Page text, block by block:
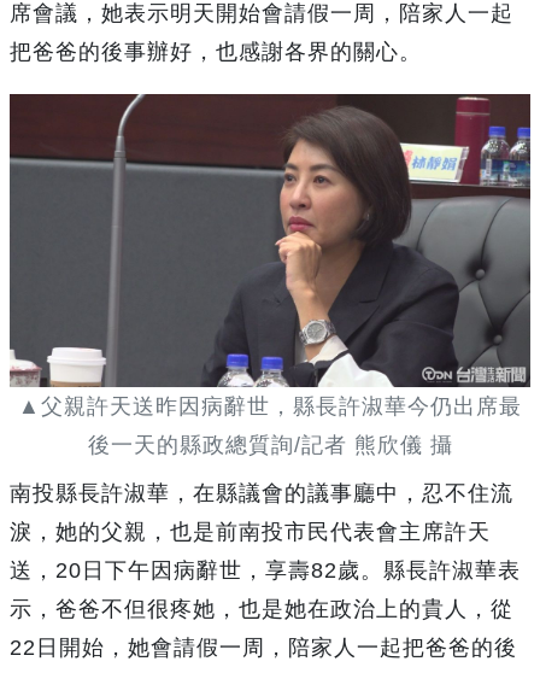
席會議，她表示明天開始會請假一周，陪家人一起
把爸爸的後事辦好，也感謝各界的關心。
▲父親許天送昨因病辭世，縣長許淑華今仍出席最
後一天的縣政總質詢/記者 熊欣儀 攝
南投縣長許淑華，在縣議會的議事廳中，忍不住流
淚，她的父親，也是前南投市民代表會主席許天
送，20日下午因病辭世，享壽82歲。縣長許淑華表
示，爸爸不但很疼她，也是她在政治上的貴人，從
22日開始，她會請假一周，陪家人一起把爸爸的後